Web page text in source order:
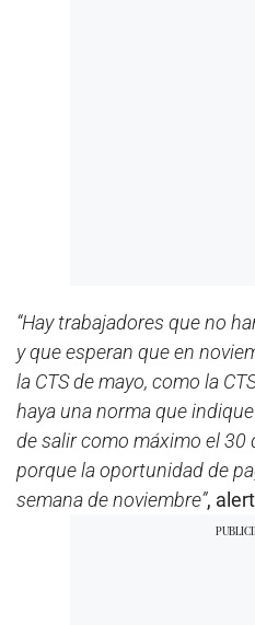
“Hay trabajadores que no
y que esperan que en
la CTS de mayo, como la
haya una norma que
de salir como máximo el 30
porque la oportunidad de
semana de noviembre”,